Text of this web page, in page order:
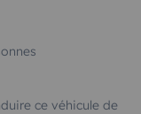
ce véhicule de